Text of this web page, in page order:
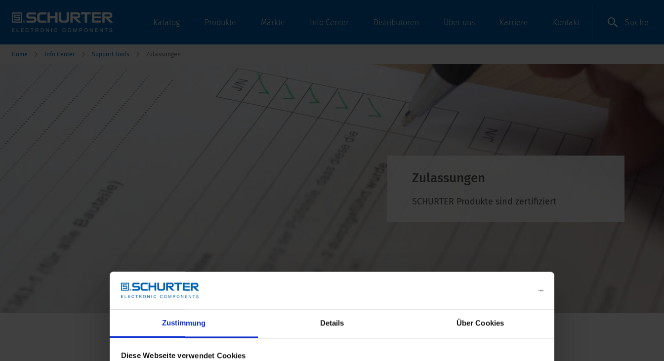
Zustimmung Details Über Cookies
Diese Webseite verwendet Cookies
Katalog Produkte Märkte Info Center Distributoren Über uns Karriere Kontakt Suche
Home Info Center Support Tools Zulassungen
Zulassungen
SCHURTER Produkte sind zertifiziert